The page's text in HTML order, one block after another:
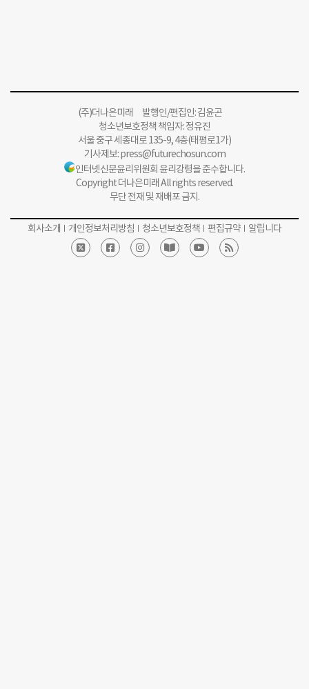
(주)더나은미래 발행인/편집인: 김윤곤
청소년보호정책 책임자: 정유진
서울 중구 세종대로 135-9, 4층(태평로1가)
기사제보:press@futurechosun.com
인터넷신문윤리위원회 윤리강령을 준수합니다.
Copyright 더나은미래 All rights reserved.
무단 전재 및 재배포 금지.
회사소개 개인정보처리방침 청소년보호정책 편집규약 알립니다